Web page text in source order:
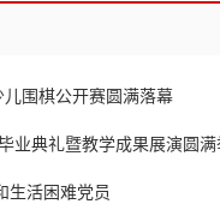
儿围棋公开赛圆满落幕
业典礼暨教学成果展演圆满
生活困难党员